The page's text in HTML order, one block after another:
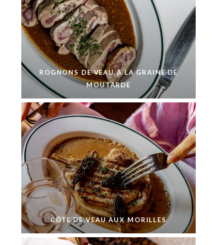
ROGNONS DE VEAU À LA GRAINE DE
MOUTARDE
CÔTE DE VEAU AUX MORILLES